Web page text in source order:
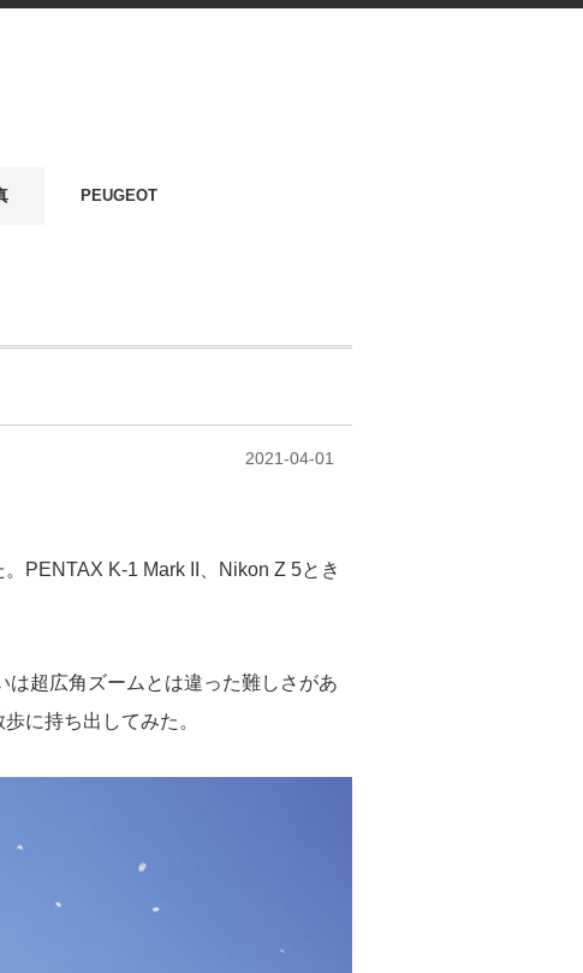
PEUGEOT
2021-04-01
PENTAX K-1 Mark II、Nikon Z 5とき
超広角ズームとは違った難しさがあ
に持ち出してみた。